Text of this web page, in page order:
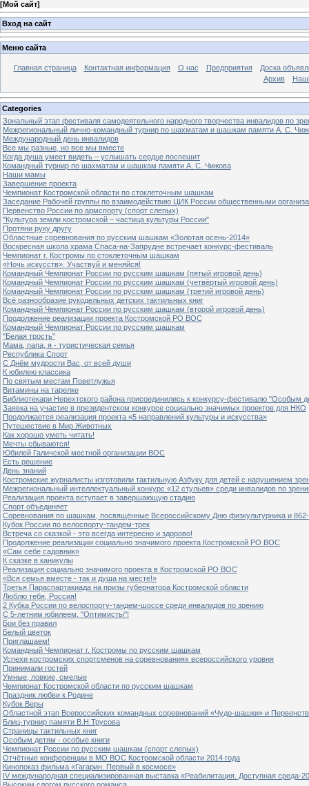
[Мой сайт]
Вход на сайт
Меню сайта
Главная страница Контактная информация О нас Предприятия
Доска
Архив
Categories
Зональный этап фестиваля самодеятельного народного творчества инвалидов по
Межрегиональный лично-командный турнир по шахматам и шашкам памяти А. С.
Международный день инвалидов
Все мы разные, но все мы вместе
Когда душа умеет видеть – услышать сердце поспешит
Командный турнир по шахматам и шашкам памяти А. С. Чижова
Наши мамы
Завершение проекта
Чемпионат Костромской области по стоклеточным шашкам
Заседание Рабочей группы по взаимодействию ЦИК России общественными
Первенство России по армспорту (спорт слепых)
"Культура земли костромской – частица культуры России"
Протяни руку другу
Областные соревнования по русским шашкам «Золотая осень-2014»
Воскресная школа храма Спаса-на-Запрудне встречает конкурс-фестиваль
Чемпионат г. Костромы по стоклеточным шашкам
«Ночь искусств». Участвуй и меняйся!
Командный Чемпионат России по русским шашкам (пятый игровой день)
Командный Чемпионат России по русским шашкам (четвёртый игровой день)
Командный Чемпионат России по русским шашкам (третий игровой день)
Всё разнообразие рукодельных детских тактильных книг
Командный Чемпионат России по русским шашкам (второй игровой день)
Продолжение реализации проекта Костромской РО ВОС
Командный Чемпионат России по русским шашкам
"Белая трость"
Мама, папа, я - туристическая семья
Республика Спорт
С Днём мудрости Вас, от всей души
К юбилею классика
По святым местам Поветлужья
Витамины на тарелке
Библиотекари Нерехтского района присоединились к конкурсу-фестивалю "Особым
Заявка на участие в президентском конкурсе социально значимых проектов для НКО
Продолжается реализация проекта «5 направлений культуры и искусства»
Путешествие в Мир Животных
Как хорошо уметь читать!
Мечты сбываются!
Юбилей Галичской местной организации ВОС
Есть решение
День знаний
Костромские журналисты изготовили тактильную Азбуку для детей с нарушением
Межрегиональный интеллектуальный конкурс «12 стульев» среди инвалидов по
Реализация проекта вступает в завершающую стадию
Спорт объединяет
Соревнования по шашкам, посвящённые Всероссийскому Дню физкультурника и
Кубок России по велоспорту-тандем-трек
Встреча со сказкой - это всегда интересно и здорово!
Продолжение реализации социально значимого проекта Костромской РО ВОС
«Сам себе садовник»
К сказке в каникулы
Реализация социально значимого проекта в Костромской РО ВОС
«Вся семья вместе - так и душа на месте!»
Третья Параспартакиада на призы губернатора Костромской области
Люблю тебя, Россия!
2 Кубка России по велоспорту-тандем-шоссе среди инвалидов по зрению
С 5-летним юбилеем, "Оптимисты"!
Бои без правил
Белый цветок
Приглашаем!
Командный Чемпионат г. Костромы по русским шашкам
Успехи костромских спортсменов на соревнованиях всероссийского уровня
Принимали гостей
Умные, ловкие, смелые
Чемпионат Костромской области по русским шашкам
Праздник любви к Родине
Кубок Веры
Областной этап Всероссийских командных соревнований «Чудо-шашки» и
Блиц-турнир памяти В.Н.Трусова
Страницы тактильных книг
Особым детям - особые книги
Чемпионат России по русским шашкам (спорт слепых)
Отчётные конференции в МО ВОС Костромской области 2014 года
Кинопоказ фильма «Гагарин. Первый в космосе»
IV международная специализированная выставка «Реабилитация. Доступная среда-